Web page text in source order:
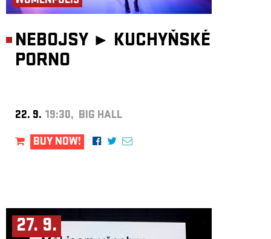
NEBOJSY ► KUCHYŇSKÉ
PORNO
22. 9. 19:30, BIG HALL
BUY NOW!
27. 9.